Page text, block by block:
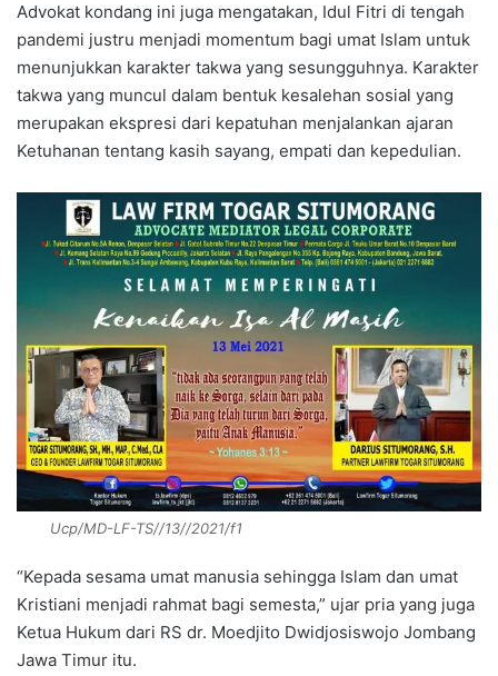
Advokat kondang ini juga mengatakan, Idul Fitri di tengah
pandemi justru menjadi momentum bagi umat Islam untuk
menunjukkan karakter takwa yang sesungguhnya. Karakter
takwa yang muncul dalam bentuk kesalehan sosial yang
merupakan ekspresi dari kepatuhan menjalankan ajaran
Ketuhanan tentang kasih sayang, empati dan kepedulian.
Ucp/MD-LF-TS//13//2021/f1
“Kepada sesama umat manusia sehingga Islam dan umat
Kristiani menjadi rahmat bagi semesta,” ujar pria yang juga
Ketua Hukum dari RS dr. Moedjito Dwidjosiswojo Jombang
Jawa Timur itu.